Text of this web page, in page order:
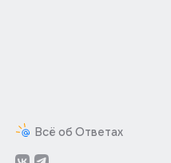
Всё об Ответах